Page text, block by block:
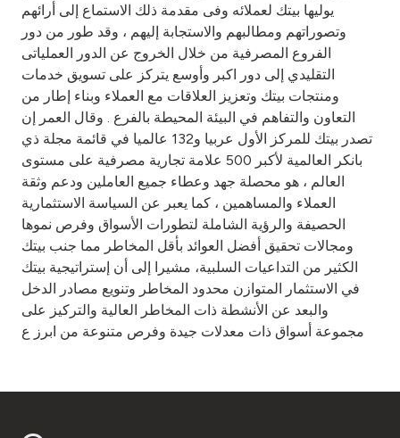
يوليها بيتك لعملائه وفى مقدمة ذلك الاستماع إلى أرائهم
وتصوراتهم ومطالبهم والاستجابة إليهم ، وقد طور من دور
الفروع المصرفية من خلال الخروج عن الدور العملياتى
التقليدي إلى دور اكبر وأوسع يتركز على تسويق خدمات
ومنتجات بيتك وتعزيز العلاقات مع العملاء وبناء إطار من
التعاون والتفاهم في البيئة المحيطة بالفرع . وقال العمر إن
تصدر بيتك للمركز الأول عربيا و132 عالميا في قائمة مجلة ذي
بانكر العالمية لأكبر 500 علامة تجارية مصرفية على مستوى
العالم ، هو محصلة جهد وعطاء جميع العاملين ودعم وثقة
العملاء والمساهمين ، كما يعبر عن السياسة الاستثمارية
الحصيفة والرؤية الشاملة لتطورات الأسواق وفرص نموها
ومجالات تحقيق أفضل العوائد بأقل المخاطر مما جنب بيتك
الكثير من التداعيات السلبية، مشيرا إلى أن إستراتيجية بيتك
في الاستثمار المتوازن محدود المخاطر وتنويع مصادر الدخل
والبعد عن الأنشطة ذات المخاطر العالية والتركيز على
مجموعة أسواق ذات معدلات جيدة وفرص متنوعة من ابرز ع